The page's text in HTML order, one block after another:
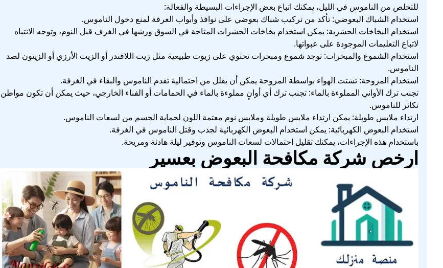
للتخلص من الناموس في الليل، يمكنك اتباع بعض الإجراءات البسيطة والفعالة:
استخدام الشباك البعوضي: تأكد من تركيب شباك بعوضي على نوافذ وأبواب الغرفة لمنع دخول الناموس.
استخدام البخاخات الحشرية: يمكن استخدام بخاخات الحشرات المتاحة في السوق ورشها في الغرف قبل النوم، وتوجه الانتباه
لاتباع التعليمات الموجودة على عبواتها.
استخدام الشموع والمبخرات: توجد شموع ومبخرات تحتوي على زيوت طبيعية مثل زيت اللافندر أو الزيت الأرزي أو الزيتون لصد
الناموس.
استخدام المروحة: تشتت الهواء بواسطة المروحة يمكن أن يقلل من احتمالية تقدم الناموس والبقاء في الغرفة.
تجنب ترك الأواني المملوءة بالماء: تجنب ترك أي أوانٍ مملوءة بالماء في الحمامات أو الفناء الخارجي، حيث يمكن أن تكون مواطن
تكاثر للناموس.
ارتداء ملابس طويلة: يمكن ارتداء ملابس طويلة وملابس نوم معتمة اللون لحماية الجسم من لسعات الناموس.
استخدام البعوض الكهربائية: يمكن استخدام البعوض الكهربائية لجذب وقتل الناموس في الغرفة.
باستخدام هذه الإجراءات، يمكنك تقليل احتمالات لسعات الناموس وتوفير ليلة هادئة ومريحة.
ارخص شركة مكافحة البعوض بعسير